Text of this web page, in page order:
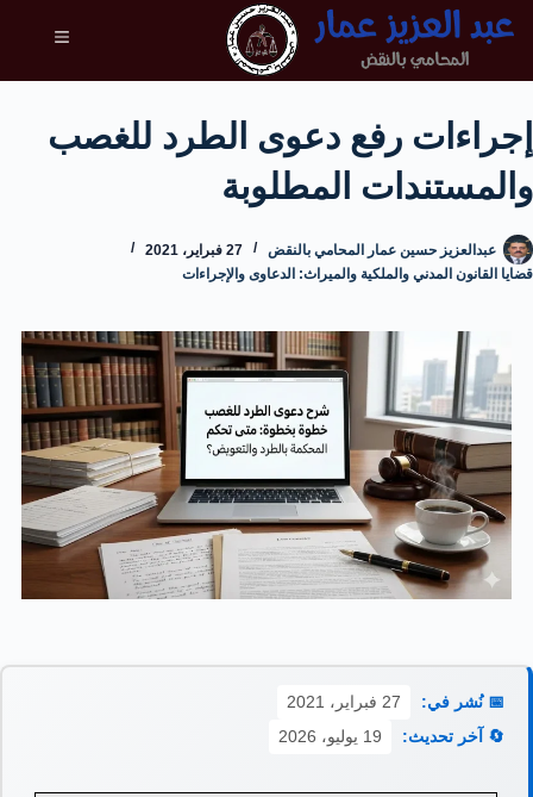
إجراءات رفع دعوى الطرد للغصب
والمستندات المطلوبة
عبدالعزيز حسين عمار المحامي بالنقض
27 فبراير، 2021
قضايا القانون المدني والملكية والميراث: الدعاوى والإجراءات
📅 نُشر في:
27 فبراير، 2021
🔄 آخر تحديث:
19 يوليو، 2026